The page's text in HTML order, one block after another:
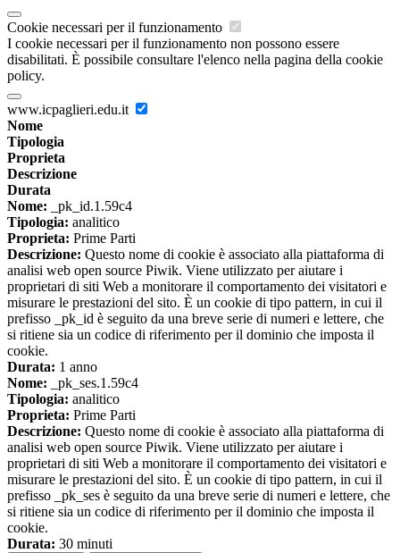
Cookie necessari per il funzionamento
I cookie necessari per il funzionamento non possono essere
disabilitati. È possibile consultare l'elenco nella pagina della cookie
policy.
www.icpaglieri.edu.it
Nome
Tipologia
Proprieta
Descrizione
Durata
Nome: _pk_id.1.59c4
Tipologia: analitico
Proprieta: Prime Parti
Descrizione: Questo nome di cookie è associato alla piattaforma di
analisi web open source Piwik. Viene utilizzato per aiutare i
proprietari di siti Web a monitorare il comportamento dei visitatori e
misurare le prestazioni del sito. È un cookie di tipo pattern, in cui il
prefisso _pk_id è seguito da una breve serie di numeri e lettere, che
si ritiene sia un codice di riferimento per il dominio che imposta il
cookie.
Durata: 1 anno
Nome: _pk_ses.1.59c4
Tipologia: analitico
Proprieta: Prime Parti
Descrizione: Questo nome di cookie è associato alla piattaforma di
analisi web open source Piwik. Viene utilizzato per aiutare i
proprietari di siti Web a monitorare il comportamento dei visitatori e
misurare le prestazioni del sito. È un cookie di tipo pattern, in cui il
prefisso _pk_ses è seguito da una breve serie di numeri e lettere, che
si ritiene sia un codice di riferimento per il dominio che imposta il
cookie.
Durata: 30 minuti